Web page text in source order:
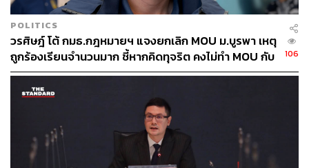
POLITICS
วรศิษฎ์ โต้ กมธ.กฎหมายฯ แจงยกเลิก MOU ม.บูรพา เหตุ
ถูกร้องเรียนจำนวนมาก ชี้หากคิดทุจริต คงไม่ทำ MOU กับ
5 หน่วยงาน
106